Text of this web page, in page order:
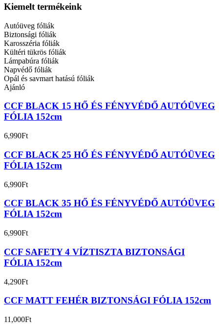
Kiemelt termékeink
Autóüveg fóliák
Biztonsági fóliák
Karosszéria fóliák
Kültéri tükrös fóliák
Lámpabúra fóliák
Napvédő fóliák
Opál és savmart hatású fóliák
Ajánló
CCF BLACK 15 HŐ ÉS FÉNYVÉDŐ AUTÓÜVEG
FÓLIA 152cm
6,990Ft
CCF BLACK 25 HŐ ÉS FÉNYVÉDŐ AUTÓÜVEG
FÓLIA 152cm
6,990Ft
CCF BLACK 35 HŐ ÉS FÉNYVÉDŐ AUTÓÜVEG
FÓLIA 152cm
6,990Ft
CCF SAFETY 4 VÍZTISZTA BIZTONSÁGI
FÓLIA 152cm
4,290Ft
CCF MATT FEHÉR BIZTONSÁGI FÓLIA 152cm
11,000Ft